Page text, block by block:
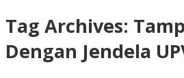
Tag Archives:
Dengan Jendela